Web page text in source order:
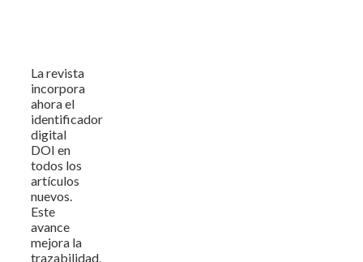
La revista
incorpora
ahora el
identificador
digital
DOI en
todos los
artículos
nuevos.
Este
avance
mejora la
trazabilidad,